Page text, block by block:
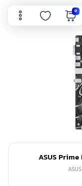
0